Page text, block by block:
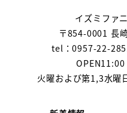
イズミファ
〒854-0001 長
tel：0957-22-
火曜および第1,3水曜